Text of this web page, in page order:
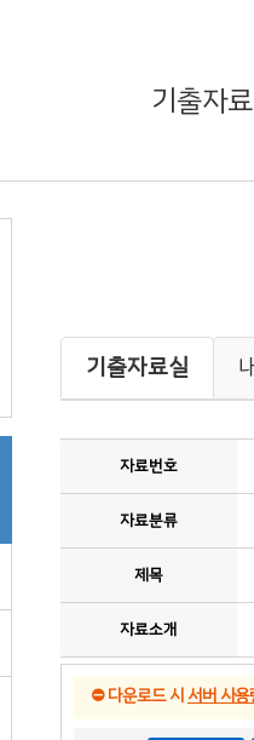
기출자료
기출자료실
자료번호
자료분류
제목
자료소개
⛔다운로드 시서버 사